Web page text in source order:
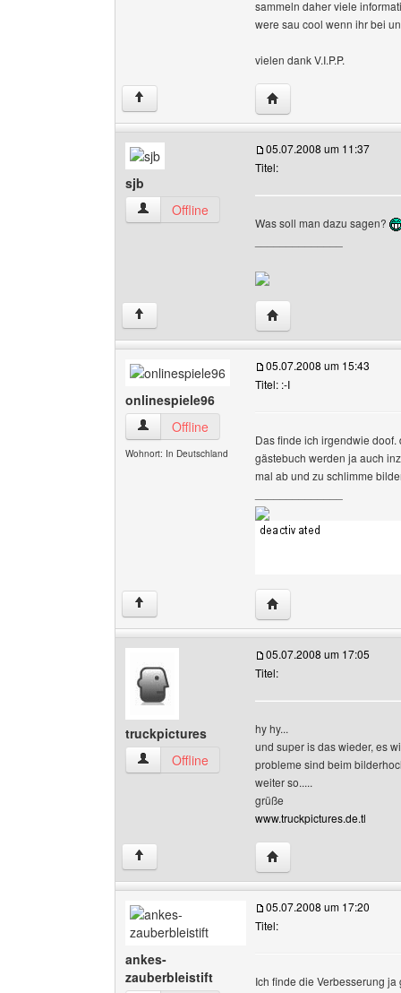
sammeln daher viele
were sau cool wenn ihr bei
vielen dank V.I.P.P.
↑ Website dieses
sjb
sjb Benutzer-Profile anzeigen
Offline
05.07.2008 um 11:37
Titel:
Was soll man dazu sagen?
↑ Website dieses
onlinespiele96
onlinespiele96 Benutzer-Profile anzeigen
Offline
Wohnort: In Deutschland
05.07.2008 um 15:43
Titel: :-I
Das finde ich irgendwie
gästebuch werden ja auch
mal ab und zu schlimme
↑ Website dieses
truckpictures
truckpictures Benutzer-Profile anzeigen
Offline
05.07.2008 um 17:05
Titel:
hy hy...
und super is das wieder, es
probleme sind beim
weiter so.....
grüße
www.truckpictures.de.tl
↑ Website dieses
ankes-
zauberbleistift
05.07.2008 um 17:20
Titel:
Ich finde die Verbesserung ja